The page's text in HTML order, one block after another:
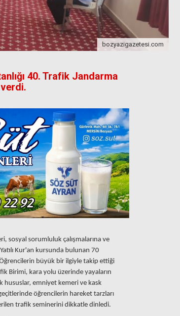
bozyazigazetesi.com
40. Trafik Jandarma
sosyal sorumluluk çalışmalarına ve
Kur'an kursunda bulunan 70
büyük bir ilgiyle takip ettiği
Birimi, kara yolu üzerinde yayaların
hususlar, emniyet kemeri ve kask
öğrencilerin hareket tarzları
trafik seminerini dikkatle dinledi.